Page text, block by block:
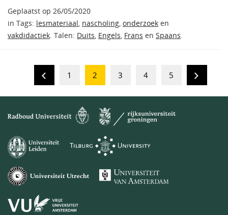
Geplaatst op 26/05/2020
in Tags: lesmateriaal, nascholing, onderzoek en
vakdidactiek. Talen: Duits, Engels, Frans en Spaans.
1 2 3 4 5